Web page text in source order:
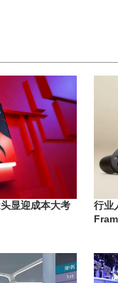
显迎成本大考
行业